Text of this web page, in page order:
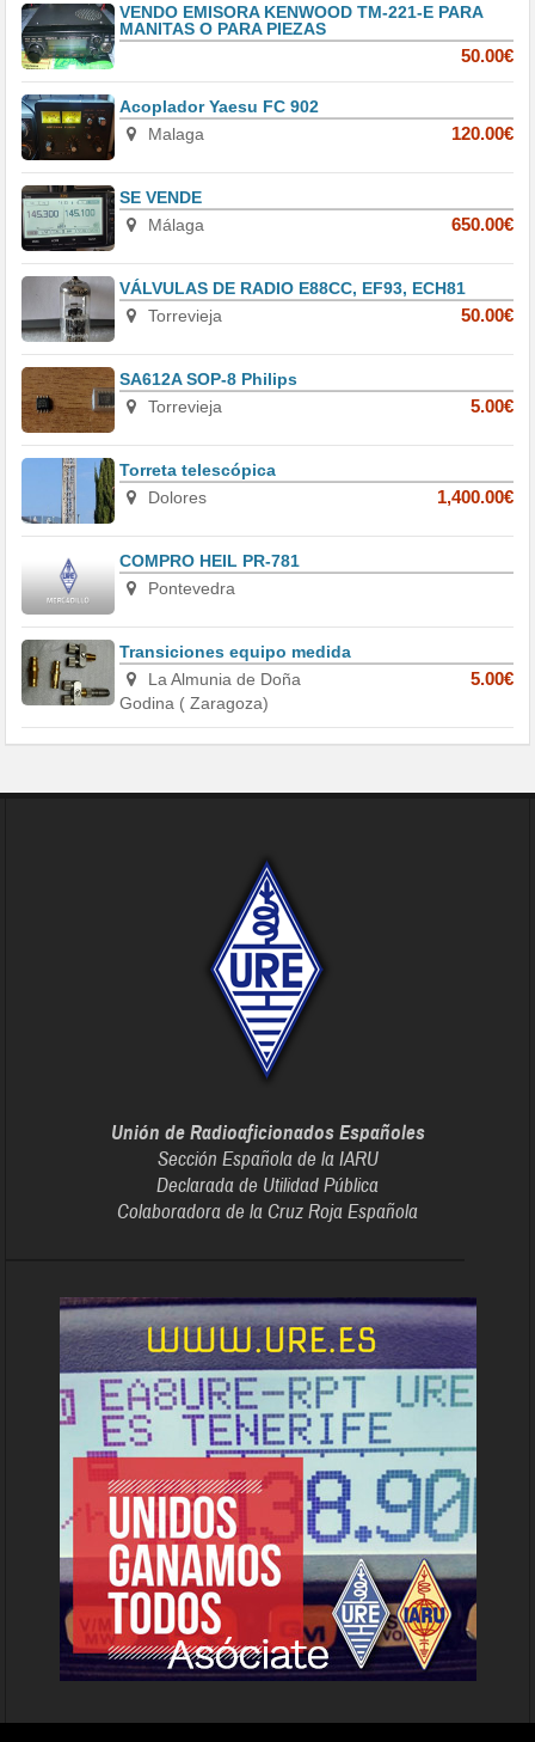
VENDO EMISORA KENWOOD TM-221-E PARA
MANITAS O PARA PIEZAS
50.00€
Acoplador Yaesu FC 902
Malaga
120.00€
SE VENDE
Málaga
650.00€
VÁLVULAS DE RADIO E88CC, EF93, ECH81
Torrevieja
50.00€
SA612A SOP-8 Philips
Torrevieja
5.00€
Torreta telescópica
Dolores
1,400.00€
COMPRO HEIL PR-781
Pontevedra
Transiciones equipo medida
La Almunia de Doña
Godina ( Zaragoza)
5.00€
Unión de Radioaficionados Españoles
Sección Española de la IARU
Declarada de Utilidad Pública
Colaboradora de la Cruz Roja Española